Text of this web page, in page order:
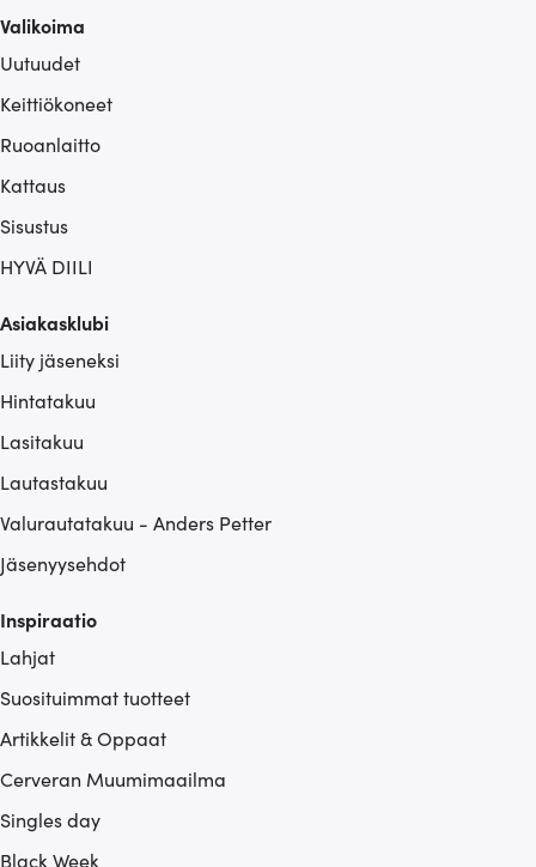
Valikoima
Uutuudet
Keittiökoneet
Ruoanlaitto
Kattaus
Sisustus
HYVÄ DIILI
Asiakasklubi
Liity jäseneksi
Hintatakuu
Lasitakuu
Lautastakuu
Valurautatakuu - Anders Petter
Jäsenyysehdot
Inspiraatio
Lahjat
Suosituimmat tuotteet
Artikkelit & Oppaat
Cerveran Muumimaailma
Singles day
Black Week